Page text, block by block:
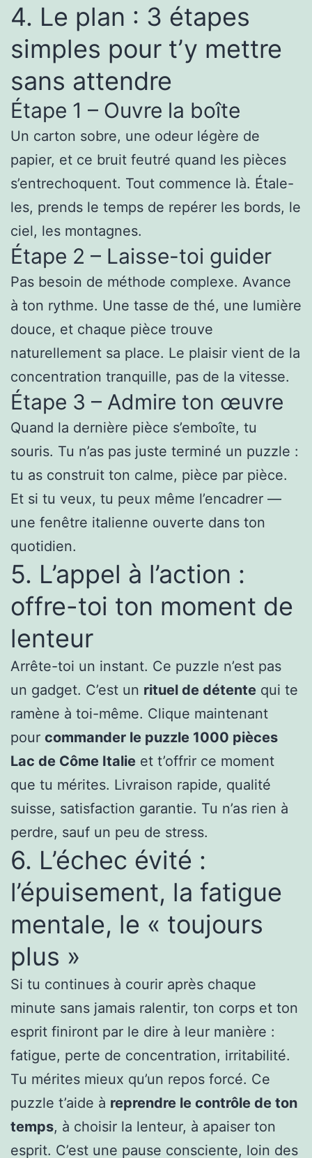
4. Le plan : 3 étapes
simples pour t’y mettre
sans attendre
Étape 1 – Ouvre la boîte
Un carton sobre, une odeur légère de
papier, et ce bruit feutré quand les pièces
s’entrechoquent. Tout commence là. Étale-
les, prends le temps de repérer les bords, le
ciel, les montagnes.
Étape 2 – Laisse-toi guider
Pas besoin de méthode complexe. Avance
à ton rythme. Une tasse de thé, une lumière
douce, et chaque pièce trouve
naturellement sa place. Le plaisir vient de la
concentration tranquille, pas de la vitesse.
Étape 3 – Admire ton œuvre
Quand la dernière pièce s’emboîte, tu
souris. Tu n’as pas juste terminé un puzzle :
tu as construit ton calme, pièce par pièce.
Et si tu veux, tu peux même l’encadrer —
une fenêtre italienne ouverte dans ton
quotidien.
5. L’appel à l’action :
offre-toi ton moment de
lenteur
Arrête-toi un instant. Ce puzzle n’est pas
un gadget. C’est un rituel de détente qui te
ramène à toi-même. Clique maintenant
pour commander le puzzle 1000 pièces
Lac de Côme Italie et t’offrir ce moment
que tu mérites. Livraison rapide, qualité
suisse, satisfaction garantie. Tu n’as rien à
perdre, sauf un peu de stress.
6. L’échec évité :
l’épuisement, la fatigue
mentale, le « toujours
plus »
Si tu continues à courir après chaque
minute sans jamais ralentir, ton corps et ton
esprit finiront par le dire à leur manière :
fatigue, perte de concentration, irritabilité.
Tu mérites mieux qu’un repos forcé. Ce
puzzle t’aide à reprendre le contrôle de ton
temps, à choisir la lenteur, à apaiser ton
esprit. C’est une pause consciente, loin des